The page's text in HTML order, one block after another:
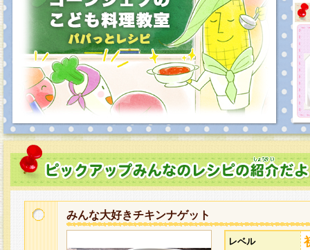
みんな大好きチキンナゲット
レベル